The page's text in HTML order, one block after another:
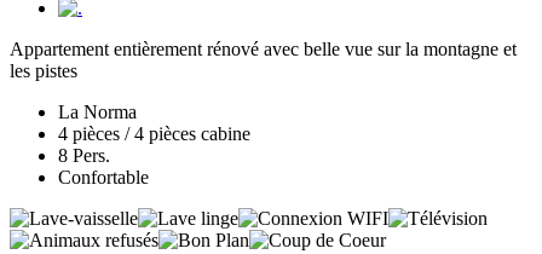
Appartement entièrement rénové avec belle vue sur la montagne et
les pistes
La Norma
4 pièces / 4 pièces cabine
8 Pers.
Confortable